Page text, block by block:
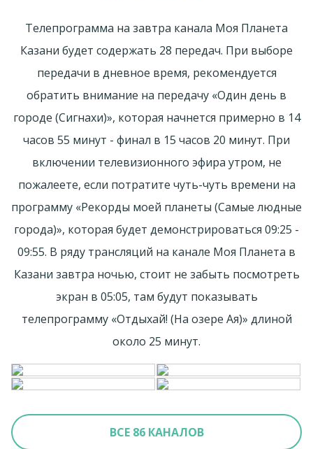
Телепрограмма на завтра канала Моя Планета
Казани будет содержать 28 передач. При выборе
передачи в дневное время, рекомендуется
обратить внимание на передачу «Один день в
городе (Сигнахи)», которая начнется примерно в 14
часов 55 минут - финал в 15 часов 20 минут. При
включении телевизионного эфира утром, не
пожалеете, если потратите чуть-чуть времени на
программу «Рекорды моей планеты (Самые людные
города)», которая будет демонстрироваться 09:25 -
09:55. В ряду трансляций на канале Моя Планета в
Казани завтра ночью, стоит не забыть посмотреть
экран в 05:05, там будут показывать
телепрограмму «Отдыхай! (На озере Ая)» длиной
около 25 минут.
ВСЕ 86 КАНАЛОВ